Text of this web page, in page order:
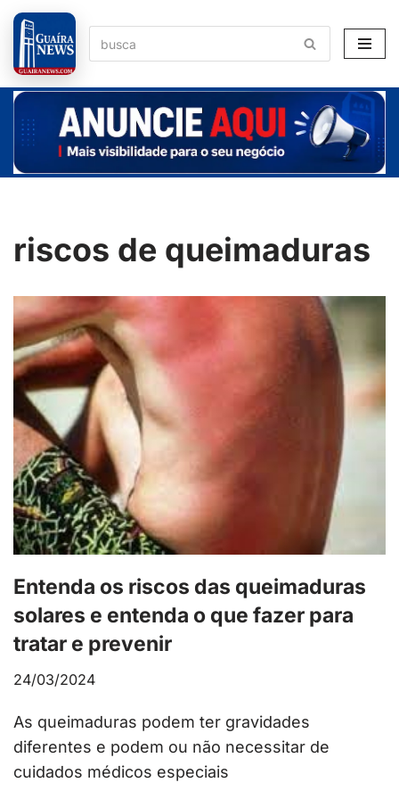
Pular
para
o
conteúdo
riscos de queimaduras
Entenda os riscos das queimaduras
solares e entenda o que fazer para
tratar e prevenir
24/03/2024
As queimaduras podem ter gravidades
diferentes e podem ou não necessitar de
cuidados médicos especiais